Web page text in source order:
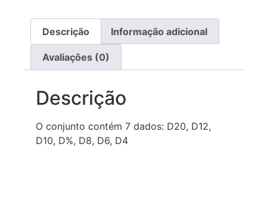
Descrição Informação adicional
Avaliações (0)
Descrição
O conjunto contém 7 dados: D20, D12,
D10, D%, D8, D6, D4